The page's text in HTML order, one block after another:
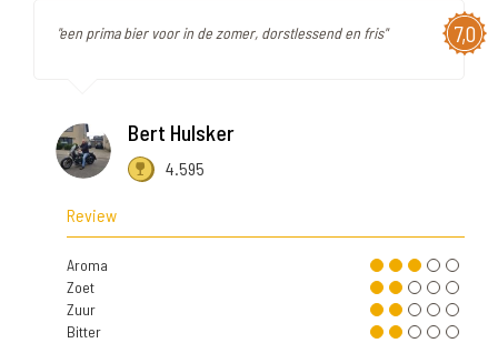
7,0
"een prima bier voor in de zomer, dorstlessend en fris"
Bert Hulsker
4.595
Review
Aroma
Zoet
Zuur
Bitter